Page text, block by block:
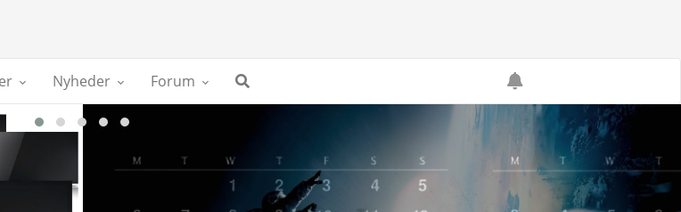
Nyheder Forum